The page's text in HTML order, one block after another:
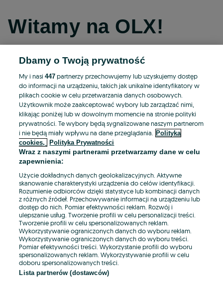
Witamy na OLX!
Kontynuuj przez Facebooka
Kontynuuj przez konto Apple
Kontynuuj przez konto Google
LUB
E-mail
Hasło
Dbamy o Twoją prywatność
My i nasi447 partnerzy przechowujemy lub uzyskujemy dostęp
do informacji na urządzeniu, takich jak unikalne identyfikatory w
plikach cookie w celu przetwarzania danych osobowych.
Użytkownik może zaakceptować wybory lub zarządzać nimi,
klikając poniżej lub w dowolnym momencie na stronie polityki
prywatności. Te wybory będą sygnalizowane naszym partnerom
i nie będą miały wpływu na dane przeglądania.
Polityka
cookies,
Polityka Prywatności
Wraz z naszymi partnerami przetwarzamy dane w celu
zapewnienia:
Użycie dokładnych danych geolokalizacyjnych. Aktywne
skanowanie charakterystyki urządzenia do celów identyfikacji.
Rozumienie odbiorców dzięki statystyce lub kombinacji danych
z różnych źródeł. Przechowywanie informacji na urządzeniu lub
dostęp do nich. Pomiar efektywności reklam. Rozwój i
ulepszanie usług. Tworzenie profili w celu personalizacji treści.
Tworzenie profili w celu spersonalizowanych reklam.
Wykorzystywanie ograniczonych danych do wyboru reklam.
Wykorzystywanie ograniczonych danych do wyboru treści.
Pomiar efektywności treści. Wykorzystanie profili do wyboru
spersonalizowanych reklam. Wykorzystywanie profili w celu
doboru spersonalizowanych treści.
Lista partnerów (dostawców)